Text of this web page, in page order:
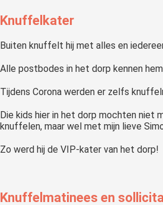
Knuffelkater
Buiten knuffelt hij met alles en
Alle postbodes in het dorp kennen
Tijdens Corona werden er zelfs
Die kids hier in het dorp mochten niet
knuffelen, maar wel met mijn lieve
Zo werd hij de VIP-kater van het dorp!
Knuffelmatinees en